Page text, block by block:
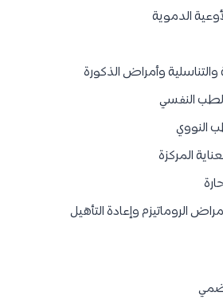
الدموية
والتناسلية وأمراض الذكورة
النفسي
النووي
المركزة
الروماتيزم وإعادة التأهيل